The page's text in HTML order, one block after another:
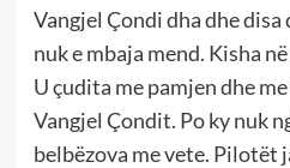
Vangjel Çondi dha dhe
nuk e mbaja mend. Kisha
U çudita me pamjen dhe
Vangjel Çondit. Po ky nuk
belbëzova me vete. Pilotët